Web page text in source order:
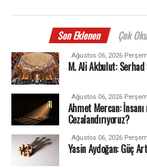
Son Eklenen Çok
Ağustos 06, 2026
M. Ali Akbulut:
Ağustos 06, 2026
Ahmet Mercan:
Cezalandırıyoruz?
Ağustos 06, 2026
Yasin Aydoğan: Güç